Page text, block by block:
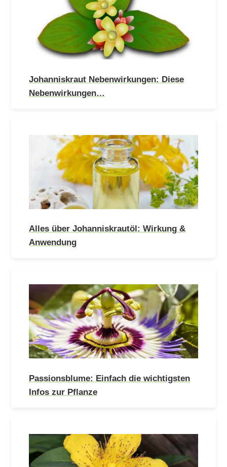
Johanniskraut Nebenwirkungen: Diese
Nebenwirkungen…
Alles über Johanniskrautöl: Wirkung &
Anwendung
Passionsblume: Einfach die wichtigsten
Infos zur Pflanze